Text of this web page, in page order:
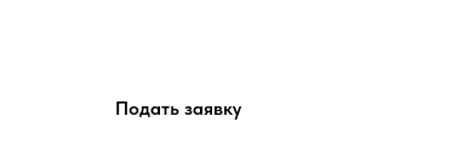
Подать заявку